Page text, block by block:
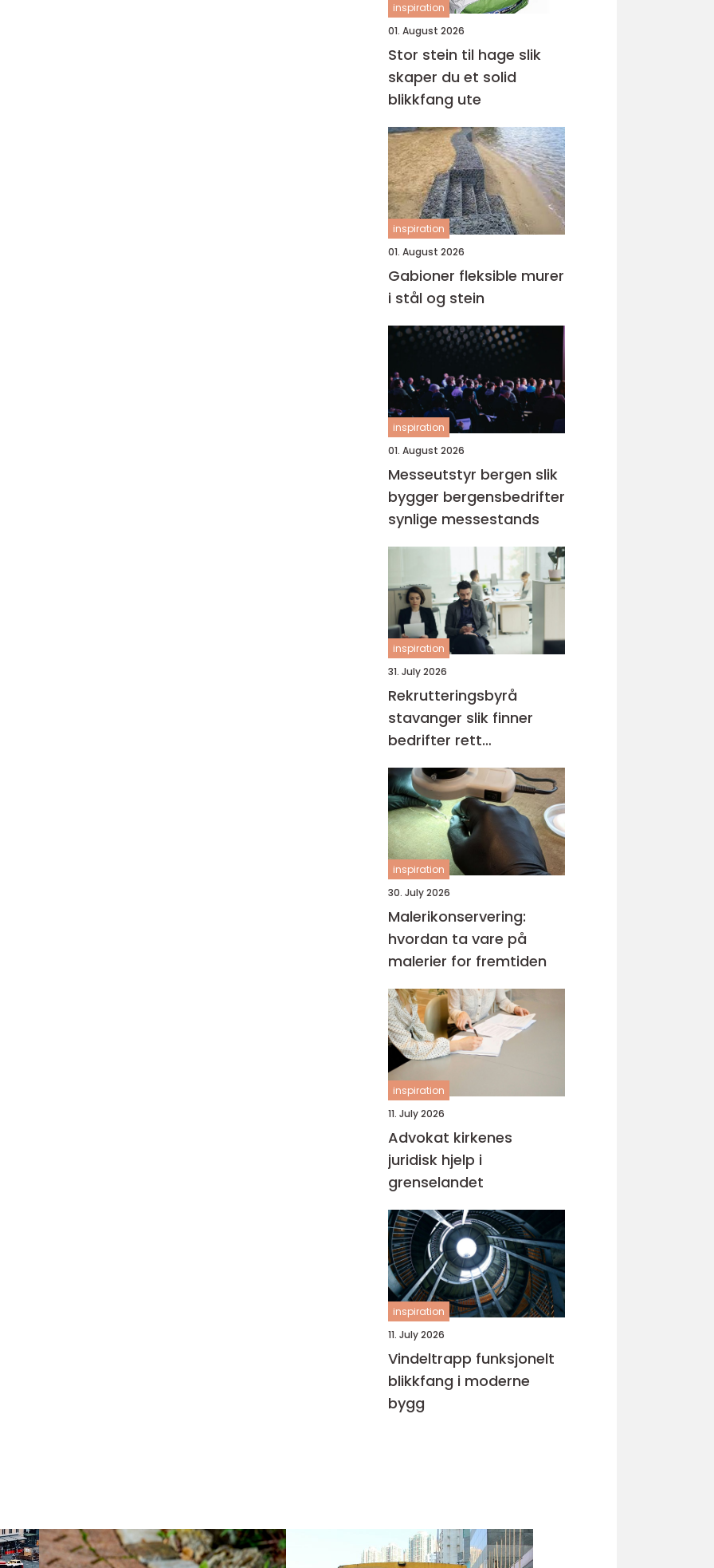
inspiration
01. August 2026
Stor stein til hage slik
skaper du et solid
blikkfang ute
inspiration
01. August 2026
Gabioner fleksible murer
i stål og stein
inspiration
01. August 2026
Messeutstyr bergen slik
bygger bergensbedrifter
synlige messestands
inspiration
31. July 2026
Rekrutteringsbyrå
stavanger slik finner
bedrifter rett
kompetanse
inspiration
30. July 2026
Malerikonservering:
hvordan ta vare på
malerier for fremtiden
inspiration
11. July 2026
Advokat kirkenes
juridisk hjelp i
grenselandet
inspiration
11. July 2026
Vindeltrapp funksjonelt
blikkfang i moderne
bygg